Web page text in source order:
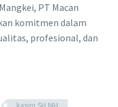
PT Macan
komitmen dalam
profesional, dan